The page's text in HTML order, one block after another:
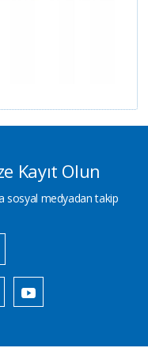
Kayıt Olun
sosyal medyadan takip